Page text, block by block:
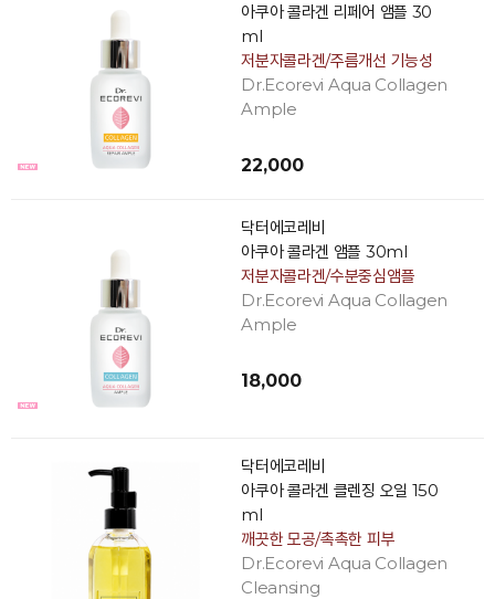
아쿠아 콜라겐 리페어 앰플 30
ml
저분자콜라겐/주름개선 기능성
Dr.Ecorevi Aqua Collagen
Ample
22,000
닥터에코레비
아쿠아 콜라겐 앰플 30ml
저분자콜라겐/수분중심앰플
Dr.Ecorevi Aqua Collagen
Ample
18,000
닥터에코레비
아쿠아 콜라겐 클렌징 오일 150
ml
깨끗한 모공/촉촉한 피부
Dr.Ecorevi Aqua Collagen
Cleansing